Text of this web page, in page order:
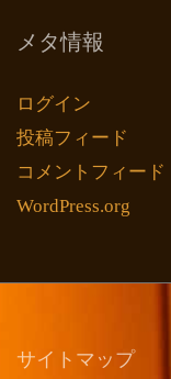
メタ情報
ログイン
投稿フィード
コメントフィード
WordPress.org
サイトマップ